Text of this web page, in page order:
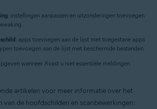
: instellingen aanpassen en uitzonderingen toevoegen
: apps toevoegen aan de lijst met toegestane apps
toevoegen aan de lijst met beschermde bestanden.
wanneer Avast u niet-essentiële meldingen
artikelen voor meer informatie over het
van de hoofdschilden en scanbewerkingen: